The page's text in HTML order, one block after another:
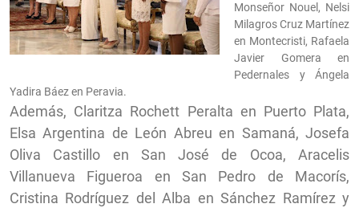
Monseñor Nouel, Nelsi
Milagros Cruz Martínez
en Montecristi, Rafaela
Javier Gomera en
Pedernales y Ángela
Yadira Báez en Peravia.
Además, Claritza Rochett Peralta en Puerto Plata,
Elsa Argentina de León Abreu en Samaná, Josefa
Oliva Castillo en San José de Ocoa, Aracelis
Villanueva Figueroa en San Pedro de Macorís,
Cristina Rodríguez del Alba en Sánchez Ramírez y